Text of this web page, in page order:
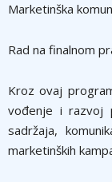
Marketinška
Rad na finalnom
Kroz ovaj
vođenje i razvoj
sadržaja,
marketinških